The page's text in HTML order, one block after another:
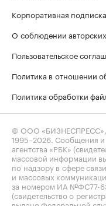
Корпоративная подписка
О соблюдении
Пользовательское
Политика в отношении
Политика обработки
© ООО
1995–2026 . Сообщения
агентства «РБК»
массовой информации
по надзору в сфере
и массовых
за номером ИА №ФС77-
(свидетельство о